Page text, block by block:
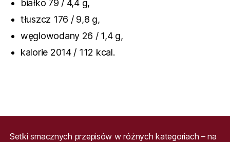
białko 79 / 4,4 g,
tłuszcz 176 / 9,8 g,
węglowodany 26 / 1,4 g,
kalorie 2014 / 112 kcal.
Setki smacznych przepisów w różnych kategoriach – na